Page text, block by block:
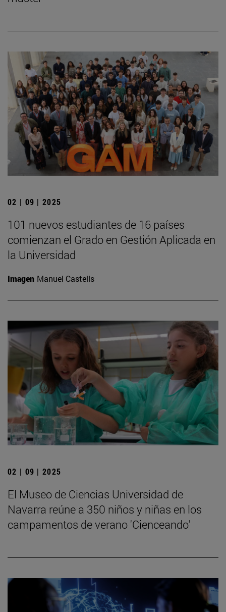
02 | 09 | 2025
101 nuevos estudiantes de 16 países
comienzan el Grado en Gestión Aplicada en
la Universidad
Imagen Manuel Castells
02 | 09 | 2025
El Museo de Ciencias Universidad de
Navarra reúne a 350 niños y niñas en los
campamentos de verano 'Cienceando'